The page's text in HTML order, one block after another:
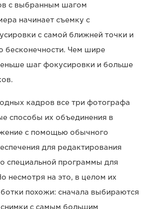
с выбранным шагом
начинает съемку с
с самой ближней точки и
бесконечности. Чем шире
шаг фокусировки и больше
кадров все три фотографа
способы их объединения в
с помощью обычного
для редактирования
специальной программы для
несмотря на это, в целом их
похожи: сначала выбираются
с самым большим